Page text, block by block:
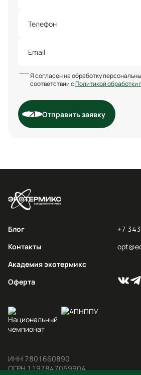
Я согласен на обработку
соответствии сПолитикой обработки
Отправить заявку
Блог
Контакты
Академия экотермикс
Оферта
+7
ИНН 7801660890
ОГРН 1197847059904